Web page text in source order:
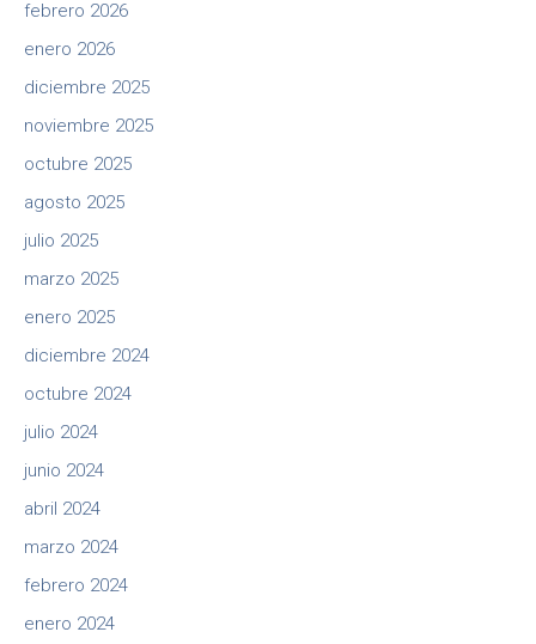
febrero 2026
enero 2026
diciembre 2025
noviembre 2025
octubre 2025
agosto 2025
julio 2025
marzo 2025
enero 2025
diciembre 2024
octubre 2024
julio 2024
junio 2024
abril 2024
marzo 2024
febrero 2024
enero 2024